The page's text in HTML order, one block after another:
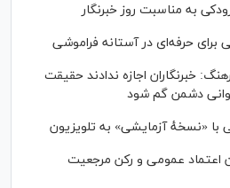
به مناسبت روز خبرنگار
برای حرفه‌ای در آستانه فراموشی
خبرنگاران اجازه ندادند حقیقت
دشمن گم شود
با «نسخهٔ آزمایشی» به تلویزیون
اعتماد عمومی و رکن مرجعیت